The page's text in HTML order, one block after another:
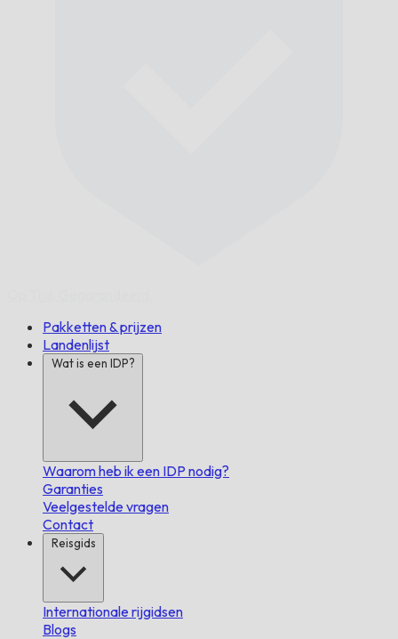
Pakketten & prijzen
Landenlijst
Wat is een IDP?
Waarom heb ik een IDP nodig?
Garanties
Veelgestelde vragen
Contact
Reisgids
Internationale rijgidsen
Blogs